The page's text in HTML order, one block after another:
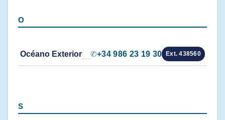
O
Océano Exterior ✆+34 986 23 19 30 Ext. 438560
S